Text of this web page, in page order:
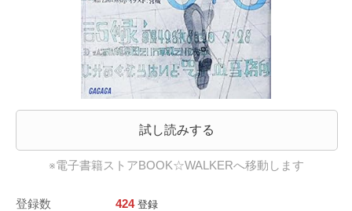
試し読みする
※電子書籍ストアBOOK☆WALKERへ移動します
登録数 424 登録